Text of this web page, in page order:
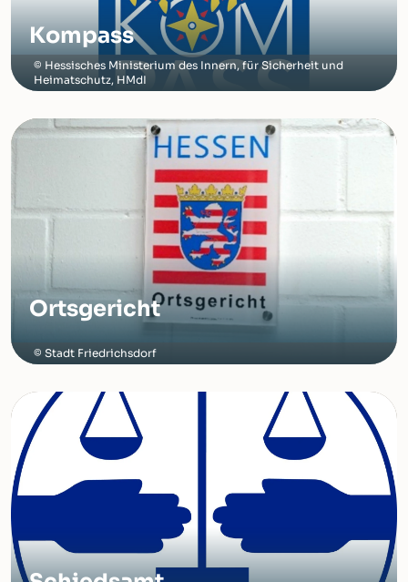
Kompass
Hessisches Ministerium des Innern, für Sicherheit und
Heimatschutz, HMdI
Ortsgericht
Stadt Friedrichsdorf